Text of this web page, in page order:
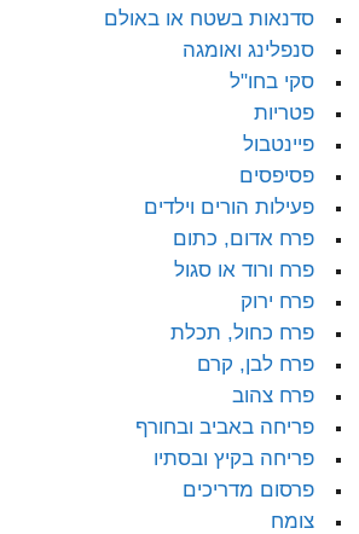
סדנאות בשטח או באולם
סנפלינג ואומגה
סקי בחו"ל
פטריות
פיינטבול
פסיפסים
פעילות הורים וילדים
פרח אדום, כתום
פרח ורוד או סגול
פרח ירוק
פרח כחול, תכלת
פרח לבן, קרם
פרח צהוב
פריחה באביב ובחורף
פריחה בקיץ ובסתיו
פרסום מדריכים
צומח